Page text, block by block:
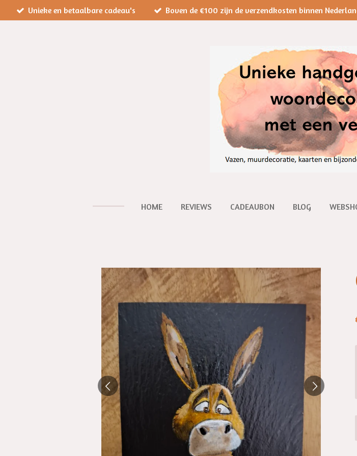
direct
Unieke en betaalbare cadeau's Boven de €100 zijn de verzendkosten binnen
HOME REVIEWS CADEAUBON BLOG